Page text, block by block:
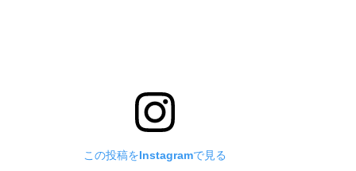
この投稿をInstagramで見る